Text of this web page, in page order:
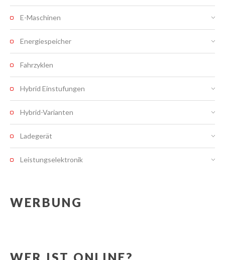
E-Maschinen
Energiespeicher
Fahrzyklen
Hybrid Einstufungen
Hybrid-Varianten
Ladegerät
Leistungselektronik
WERBUNG